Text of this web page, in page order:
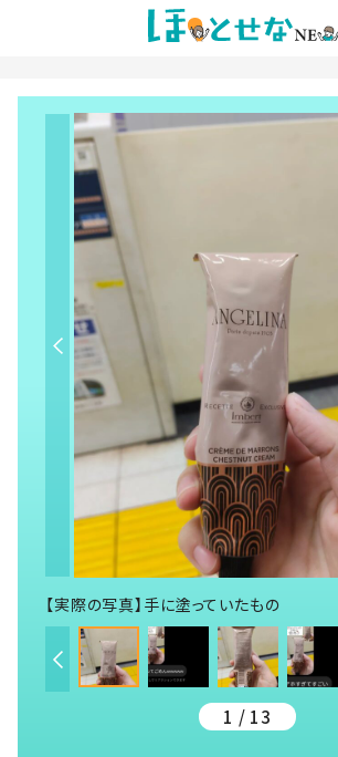
【実際の写真】手に塗っていたもの
1 / 13